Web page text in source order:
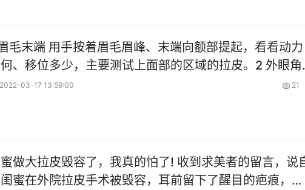
毛末端 用手按着眉毛眉峰、末端向额部提起，看看动力
、移位多少，主要测试上面部的区域的拉皮。2 外眼角
置 眼角外侧大概两指的
2022-03-17 13:59:00 21
做大拉皮毁容了，我真的怕了! 收到求美者的留言，说
蜜在外院拉皮手术被毁容，耳前留下了醒目的疤痕，想